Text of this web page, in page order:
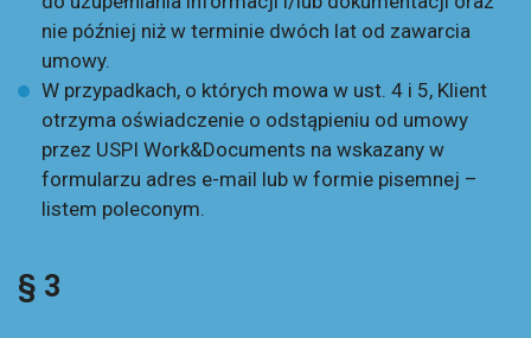
nie później niż w terminie dwóch lat od zawarcia
umowy.
W przypadkach, o których mowa w ust. 4 i 5, Klient
otrzyma oświadczenie o odstąpieniu od umowy
przez USPI Work&Documents na wskazany w
formularzu adres e-mail lub w formie pisemnej –
listem poleconym.
§ 3